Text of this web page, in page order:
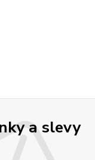
a slevy